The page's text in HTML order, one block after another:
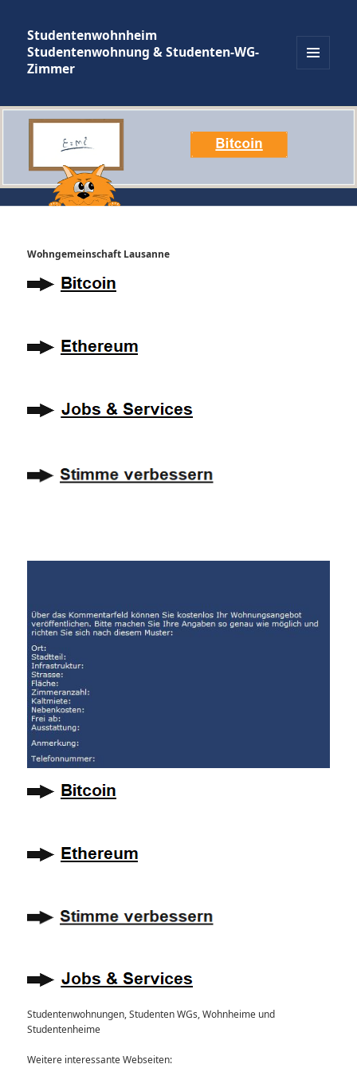
Studentenwohnheim
Studentenwohnung & Studenten-WG-
Zimmer
Wohngemeinschaft Lausanne
Studentenwohnungen, Studenten WGs, Wohnheime und
Studentenheime
Weitere interessante Webseiten: